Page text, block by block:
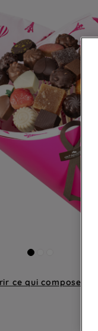
ce qui compose